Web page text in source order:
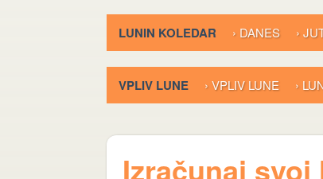
LUNIN KOLEDAR › DANES ›
VPLIV LUNE › VPLIV LUNE ›
Izračunaj